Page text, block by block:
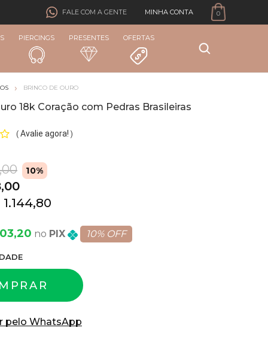
FALE COM A GENTE MINHA CONTA 0
PIERCINGS PRESENTES OFERTAS
BRINCO DE OURO
18k Coração com Pedras Brasileiras
( Avalie agora! )
10%
1.144,80
PIX 10% OFF
pelo WhatsApp